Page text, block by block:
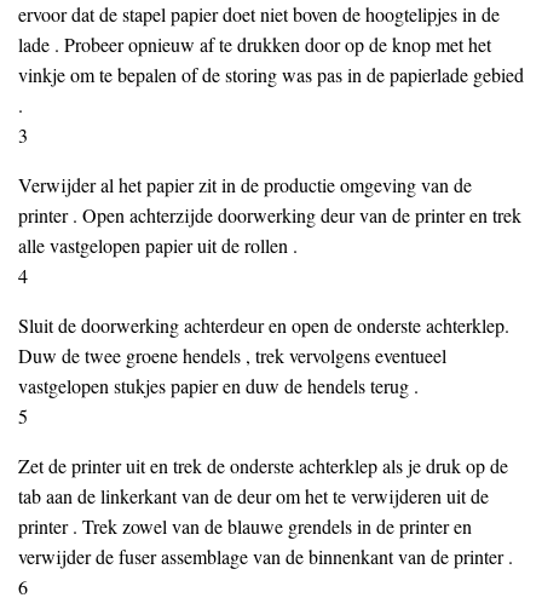
ervoor dat de stapel papier doet niet boven de hoogtelipjes in de
lade . Probeer opnieuw af te drukken door op de knop met het
vinkje om te bepalen of de storing was pas in de papierlade gebied
.
3
Verwijder al het papier zit in de productie omgeving van de
printer . Open achterzijde doorwerking deur van de printer en trek
alle vastgelopen papier uit de rollen .
4
Sluit de doorwerking achterdeur en open de onderste achterklep.
Duw de twee groene hendels , trek vervolgens eventueel
vastgelopen stukjes papier en duw de hendels terug .
5
Zet de printer uit en trek de onderste achterklep als je druk op de
tab aan de linkerkant van de deur om het te verwijderen uit de
printer . Trek zowel van de blauwe grendels in de printer en
verwijder de fuser assemblage van de binnenkant van de printer .
6